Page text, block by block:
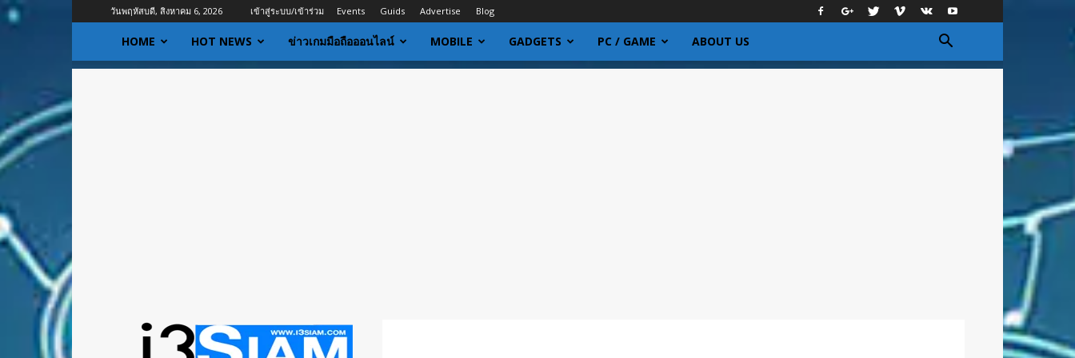
วันพฤหัสบดี, สิงหาคม 6, 2026 เข้าสู่ระบบ/เข้าร่วม Events Guids Advertise Blog
HOME HOT NEWS ข่าวเกมมือถือออนไลน์ MOBILE GADGETS PC / GAME ABOUT US
I3siam